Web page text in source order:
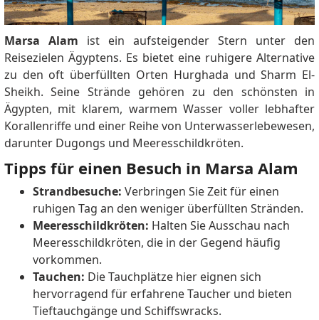
Marsa Alam ist ein aufsteigender Stern unter den
Reisezielen Ägyptens. Es bietet eine ruhigere Alternative
zu den oft überfüllten Orten Hurghada und Sharm El-
Sheikh. Seine Strände gehören zu den schönsten in
Ägypten, mit klarem, warmem Wasser voller lebhafter
Korallenriffe und einer Reihe von Unterwasserlebewesen,
darunter Dugongs und Meeresschildkröten.
Tipps für einen Besuch in Marsa Alam
Strandbesuche: Verbringen Sie Zeit für einen
ruhigen Tag an den weniger überfüllten Stränden.
Meeresschildkröten: Halten Sie Ausschau nach
Meeresschildkröten, die in der Gegend häufig
vorkommen.
Tauchen: Die Tauchplätze hier eignen sich
hervorragend für erfahrene Taucher und bieten
Tieftauchgänge und Schiffswracks.